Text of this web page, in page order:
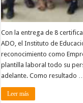
Con la entrega de 8
ADO, el Instituto de
reconocimiento como
plantilla laboral todo su
adelante. Como resultado
Leer más